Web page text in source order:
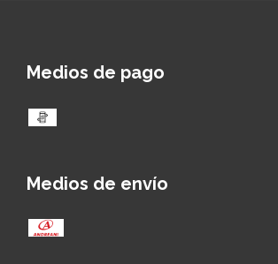
Medios de pago
Medios de envío